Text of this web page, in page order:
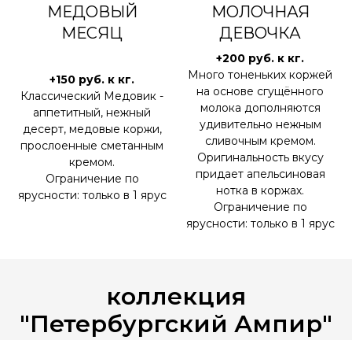
МЕДОВЫЙ
МЕСЯЦ
+150 руб. к кг.
Классический Медовик -
аппетитный, нежный
десерт, медовые коржи,
прослоенные сметанным
кремом.
Ограничение по
ярусности: только в 1 ярус
МОЛОЧНАЯ
ДЕВОЧКА
+200 руб. к кг.
Много тоненьких коржей
на основе сгущённого
молока дополняются
удивительно нежным
сливочным кремом.
Оригинальность вкусу
придает апельсиновая
нотка в коржах.
Ограничение по
ярусности: только в 1 ярус
коллекция
"Петербургский Ампир"